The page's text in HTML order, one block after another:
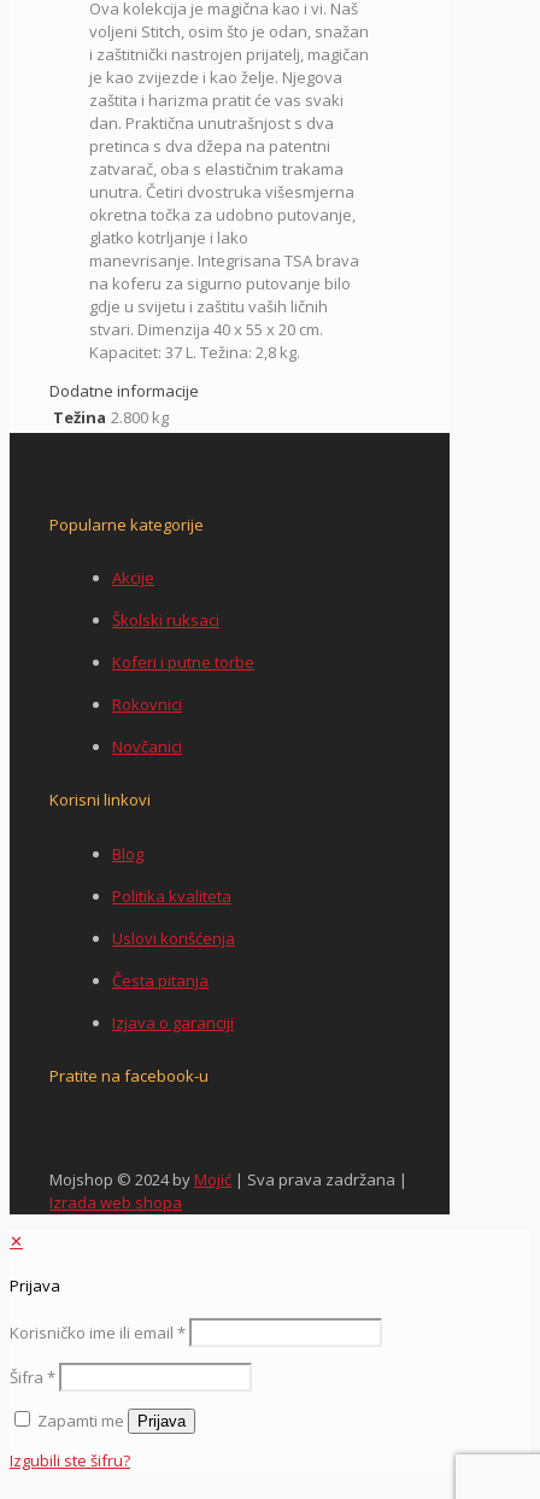
Ova kolekcija je magična kao i vi. Naš
voljeni Stitch, osim što je odan, snažan
i zaštitnički nastrojen prijatelj, magičan
je kao zvijezde i kao želje. Njegova
zaštita i harizma pratit će vas svaki
dan. Praktična unutrašnjost s dva
pretinca s dva džepa na patentni
zatvarač, oba s elastičnim trakama
unutra. Četiri dvostruka višesmjerna
okretna točka za udobno putovanje,
glatko kotrljanje i lako
manevrisanje. Integrisana TSA brava
na koferu za sigurno putovanje bilo
gdje u svijetu i zaštitu vaših ličnih
stvari. Dimenzija 40 x 55 x 20 cm.
Kapacitet: 37 L. Težina: 2,8 kg.
Dodatne informacije
Težina 2.800 kg
Popularne kategorije
Akcije
Školski ruksaci
Koferi i putne torbe
Rokovnici
Novčanici
Korisni linkovi
Blog
Politika kvaliteta
Uslovi korišćenja
Česta pitanja
Izjava o garanciji
Pratite na facebook-u
Mojshop © 2024 byMojić | Sva prava zadržana |
Izrada web shopa
✕
Prijava
Korisničko ime ili email *
Šifra *
Zapamti me
Prijava
Izgubili ste šifru?